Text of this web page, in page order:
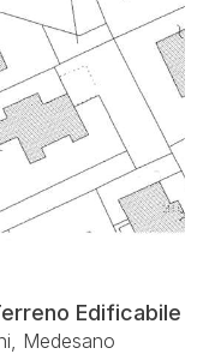
Edificabile
Medesano